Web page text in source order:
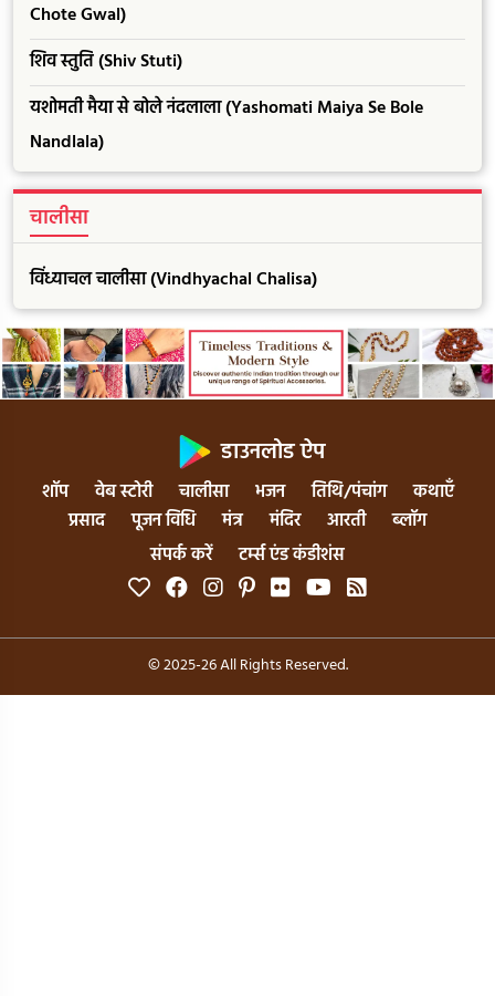
Chote Gwal)
शिव स्तुति (Shiv Stuti)
यशोमती मैया से बोले नंदलाला (Yashomati Maiya Se Bole
Nandlala)
चालीसा
विंध्याचल चालीसा (Vindhyachal Chalisa)
डाउनलोड ऐप
शॉप वेब स्टोरी चालीसा भजन तिथि/पंचांग
कथाएँ
प्रसाद
पूजन विधि मंत्र मंदिर आरती
ब्लॉग
संपर्क करें
टर्म्स एंड कंडीशंस
© 2025-26 All Rights Reserved.